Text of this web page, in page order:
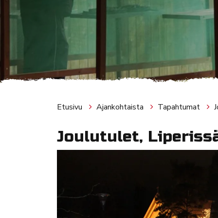
Etusivu Ajankohtaista Tapahtumat
Joulutulet,